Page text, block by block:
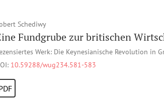
Schediwy
Fundgrube zur britischen
Werk: Die Keynesianische Revolution in
10.59288/wug234.581-583